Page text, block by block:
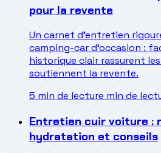
pour la revente
Un carnet d'entretien
camping-car d'occasion :
historique clair rassurent
soutiennent la revente.
5 min de lecture min de
Entretien cuir voiture :
hydratation et conseils